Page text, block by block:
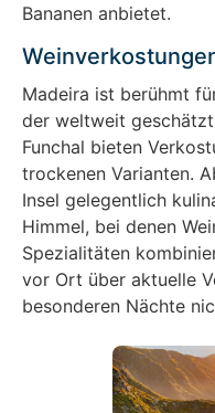
Bananen anbietet.
Madeira ist berühmt
der weltweit
Funchal bieten
trockenen Varianten.
Insel gelegentlich
Himmel, bei denen
Spezialitäten
vor Ort über aktuelle
besonderen Nächte